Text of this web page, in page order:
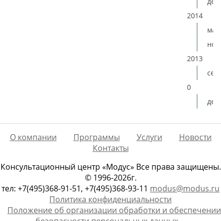
2014
мая
2013
0
О компании Программы Услуги
Новости
Контакты
Консультационный центр «Модус» Все права защищены.
© 1996-2026г.
тел: +7(495)368-91-51, +7(495)368-93-11 modus@modus.ru
Политика конфиденциальности
Положение об организации обработки и обеспечении